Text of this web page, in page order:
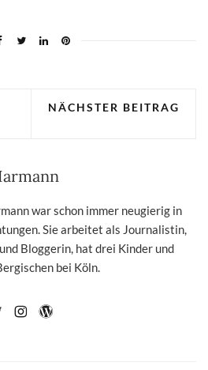
NÄCHSTER BEITRAG
war schon immer neugierig in
Sie arbeitet als Journalistin,
Bloggerin, hat drei Kinder und
bei Köln.